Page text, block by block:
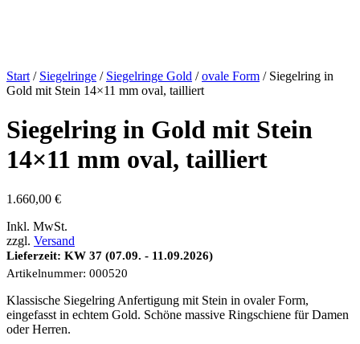
Start / Siegelringe / Siegelringe Gold /ovale Form / Siegelring in
Gold mit Stein 14×11 mm oval, tailliert
Siegelring in Gold mit Stein
14×11 mm oval, tailliert
1.660,00 €
Inkl. MwSt.
zzgl. Versand
Lieferzeit: KW 37 (07.09. - 11.09.2026)
Artikelnummer: 000520
Klassische Siegelring Anfertigung mit Stein in ovaler Form,
eingefasst in echtem Gold. Schöne massive Ringschiene für Damen
oder Herren.